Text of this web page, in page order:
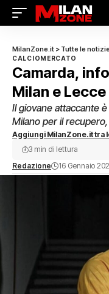
MilanZone.it > Tutte le
CALCIOMERCATO
Camarda,
Milan e
Il giovane attaccante
Milano per il
Aggiungi MilanZone.it tra
Redazione 16 Gennaio
3 min di lettura